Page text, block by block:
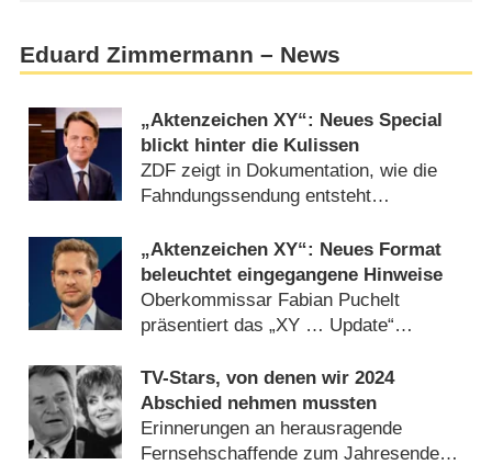
Eduard Zimmermann – News
„Aktenzeichen XY“: Neues Special
blickt hinter die Kulissen
ZDF zeigt in Dokumentation, wie die
Fahndungssendung entsteht
„Aktenzeichen XY“: Neues Format
beleuchtet eingegangene Hinweise
Oberkommissar Fabian Puchelt
präsentiert das „XY … Update“
TV-Stars, von denen wir 2024
Abschied nehmen mussten
Erinnerungen an herausragende
Fernsehschaffende zum Jahresende